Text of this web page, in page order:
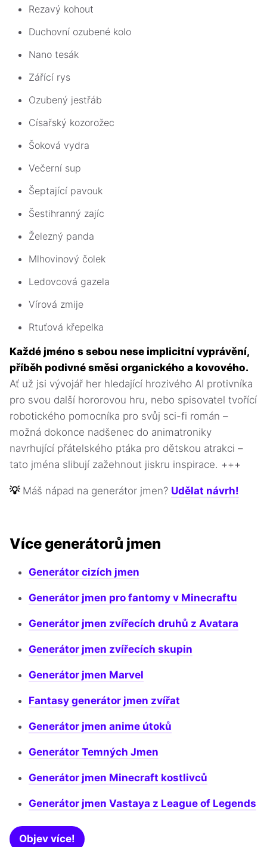
Rezavý kohout
Duchovní ozubené kolo
Nano tesák
Zářící rys
Ozubený jestřáb
Císařský kozorožec
Šoková vydra
Večerní sup
Šeptající pavouk
Šestihranný zajíc
Železný panda
Mlhovinový čolek
Ledovcová gazela
Vírová zmije
Rtuťová křepelka
Každé jméno s sebou nese implicitní vyprávění,
příběh podivné směsi organického a kovového.
Ať už jsi vývojář her hledající hrozivého AI protivníka
pro svou další hororovou hru, nebo spisovatel tvořící
robotického pomocníka pro svůj sci-fi román –
možná dokonce nadšenec do animatroniky
navrhující přátelského ptáka pro dětskou atrakci –
tato jména slibují zažehnout jiskru inspirace. +++
💡 Máš nápad na generátor jmen? Udělat návrh!
Více generátorů jmen
Generátor cizích jmen
Generátor jmen pro fantomy v Minecraftu
Generátor jmen zvířecích druhů z Avatara
Generátor jmen zvířecích skupin
Generátor jmen Marvel
Fantasy generátor jmen zvířat
Generátor jmen anime útoků
Generátor Temných Jmen
Generátor jmen Minecraft kostlivců
Generátor jmen Vastaya z League of Legends
Objev více!